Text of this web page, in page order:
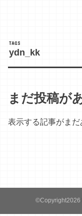
ydn_kk
まだ投稿が
表示する記事がまだ
©Copyright2026